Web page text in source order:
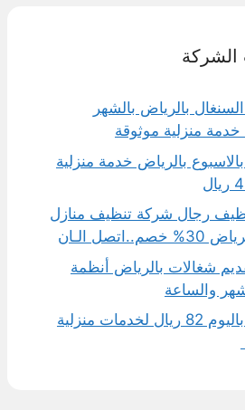
بالرياض بالشهر
خدمة منزلية موثوقة
بالرياض خدمة منزلية
رجال شركة تنظيف منازل
الـان
شغالات بالرياض أنظمة
والساعة
شغالات باليوم 82 ريال لخدمات منزلية